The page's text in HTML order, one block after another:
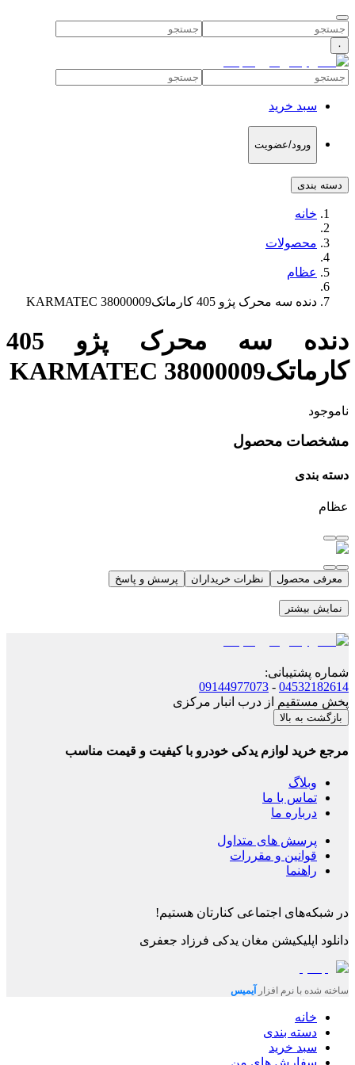
۰
سبد خرید
ورود/عضویت
دسته بندی
خانه
محصولات
عظام
دنده سه محرک پژو 405 کارماتکKARMATEC 38000009
دنده سه محرک پژو 405
کارماتکKARMATEC 38000009
ناموجود
مشخصات محصول
دسته بندی
عظام
معرفی محصول نظرات خریداران پرسش و پاسخ
نمایش بیشتر
شماره پشتیبانی:
04532182614
-
09144977073
پخش مستقیم از درب انبار مرکزی
بازگشت به بالا
مرجع خرید لوازم یدکی خودرو با کیفیت و قیمت مناسب
وبلاگ
تماس با ما
درباره ما
پرسش های متداول
قوانین و مقررات
راهنما
در شبکه‌های اجتماعی کنارتان هستیم!
دانلود اپلیکیشن مغان یدکی فرزاد جعفری
ساخته شده با نرم افزار آیمیس
خانه
دسته بندی
سبد خرید
سفارش های من